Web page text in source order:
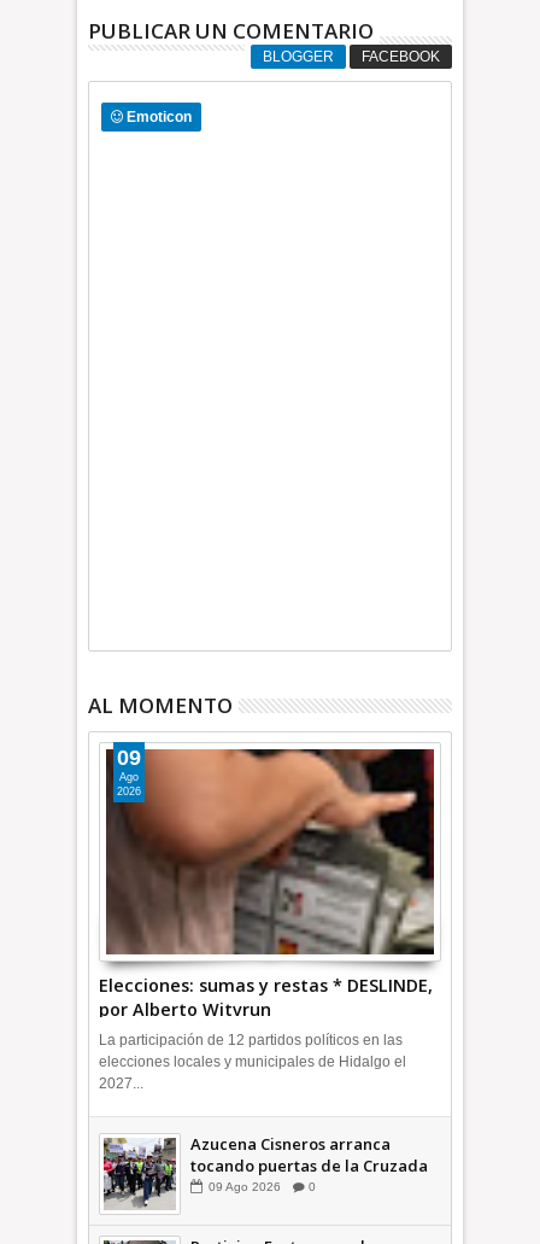
PUBLICAR UN COMENTARIO
BLOGGER FACEBOOK
Emoticon
AL MOMENTO
Elecciones: sumas y restas * DESLINDE,
por Alberto Witvrun
09
Ago
2026
La participación de 12 partidos políticos en las
elecciones locales y municipales de Hidalgo el
2027...
Azucena Cisneros arranca
tocando puertas de la Cruzada
Violeta en la Colosio +Video |
09 Ago 2026 0